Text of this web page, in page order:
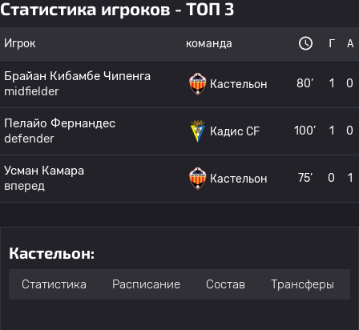
Статистика игроков - ТОП 3
Игрок команда Г А
Брайан Кибамбе Чипенга
midfielder
Кастельон 80’ 1 0
Пелайо Фернандес
defender
Кадис CF 100’ 1 0
Усман Камара
вперед
Кастельон 75’ 0 1
Кастельон:
Статистика Расписание Состав Трансферы